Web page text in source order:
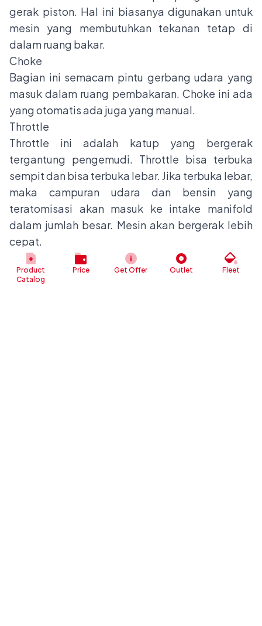
gerak piston. Hal ini biasanya digunakan untuk
mesin yang membutuhkan tekanan tetap di
dalam ruang bakar.
Choke
Bagian ini semacam pintu gerbang udara yang
masuk dalam ruang pembakaran. Choke ini ada
yang otomatis ada juga yang manual.
Throttle
Throttle ini adalah katup yang bergerak
tergantung pengemudi. Throttle bisa terbuka
sempit dan bisa terbuka lebar. Jika terbuka lebar,
maka campuran udara dan bensin yang
teratomisasi akan masuk ke intake manifold
dalam jumlah besar. Mesin akan bergerak lebih
cepat.
Idle Speed Adjustment
Komponen yang satu ini juga mengendalikan
Product
Catalog
Price Get Offer Outlet Fleet